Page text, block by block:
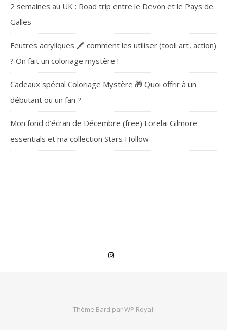
2 semaines au UK : Road trip entre le Devon et le Pays de
Galles
Feutres acryliques 🖍️ comment les utiliser (tooli art, action)
? On fait un coloriage mystère !
Cadeaux spécial Coloriage Mystère 🎁 Quoi offrir à un
débutant ou un fan ?
Mon fond d’écran de Décembre (free) Lorelai Gilmore
essentials et ma collection Stars Hollow
Thème Bard parWP Royal.